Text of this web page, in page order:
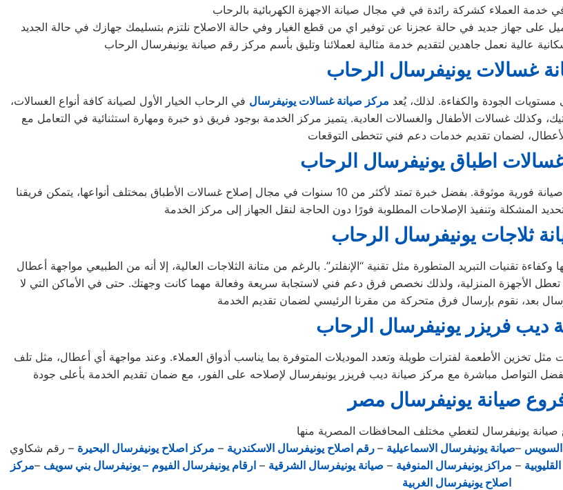
خدمة العملاء كشركة رائدة في في مجال صيانة الاجهزة الكهربائية بالرحاب
جهاز جديد في حالة عجزنا عن توفير اي من قطع الغيار وفي حالة الاصلاح نلتزم بتسليمك جهازك في حالة الجديد
عالية نعمل جاهدين لتقديم خدمة مثالية لعملائنا وتليق بأسم مركز رقم صيانة يونيفرسال الرحاب
غسالات يونيفرسال الرحاب
الجودة والكفاءة. لذلك، يُعد مركز صيانة غسالات يونيفرسال في الرحاب الخيار الأول لصيانة كافة أنواع الغسالات،
وكذلك غسالات الأطفال والغسالات العادية. يتميز مركز الخدمة بوجود فريق ذو خبرة ومهارة استثنائية في التعامل مع
اطباق يونيفرسال الرحاب
إذا كنت بحاجة إلى صيانة عاجلة لغسالة الأطباق لديك، فإننا نقدم لك خدمة صيانة فورية موثوقة. بفضل خبرة تمتد لأكثر من 10 سنوات في مجال إصلاح غسالات الأطباق بمختلف أنواعها، يتمكن فريقنا
ثلاجات يونيفرسال الرحاب
وكفاءة تقنيات التبريد المتطورة مثل تقنية “الإنفلتر”. بالرغم من متانة الثلاجات العالية، إلا أنه من الطبيعي مواجهة أعطال
تعطل الأجهزة المنزلية، ولذلك نخصص فرق دعم فني لاستجابة سريعة وفعالة مهما كانت وجهتك. حتى في الأماكن التي لا
ديب فريزر يونيفرسال الرحاب
تخزين الأطعمة لفترات طويلة وتعدد الموديلات المتوفرة بما يناسب أذواق العملاء. وعند مواجهة أي أعطال، مثل تلف
صيانة يونيفرسال مصر
السويس –صيانة يونيفرسال الاسماعيلية – رقم اصلاح يونيفرسال الاسكندرية – مركز اصلاح يونيفرسال البحيرة – رقم شكاوي
– مراكز يونيفرسال المنوفية – صيانة يونيفرسال الشرقية –ارقام يونيفرسال الفيوم – يونيفرسال بني سويف –مركز
اصلاح يونيفرسال الغربية